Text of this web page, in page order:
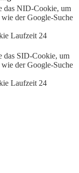
das NID-Cookie, um
der Google-Suche
Laufzeit 24
das SID-Cookie, um
der Google-Suche
Laufzeit 24